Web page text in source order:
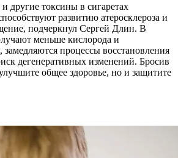
другие токсины в сигаретах
развитию атеросклероза и
подчеркнул Сергей Длин. В
меньше кислорода и
процессы восстановления
дегенеративных изменений. Бросив
общее здоровье, но и защитите